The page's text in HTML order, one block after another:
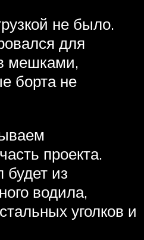
не было.
для
мешками,
борта не
проекта.
будет из
водила,
уголков и